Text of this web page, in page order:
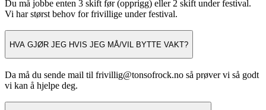
Du må jobbe enten 3 skift før (opprigg) eller 2 skift under festival.
Vi har størst behov for frivillige under festival.
HVA GJØR JEG HVIS JEG MÅ/VIL BYTTE VAKT?
Da må du sende mail til frivillig@tonsofrock.no så prøver vi så godt
vi kan å hjelpe deg.